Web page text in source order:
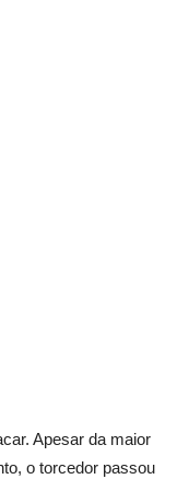
Apesar da maior
o torcedor passou